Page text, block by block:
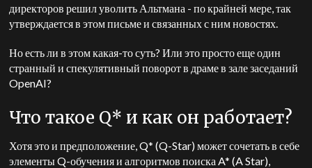
директоров решил уволить Альтмана - по крайней мере, так
утверждается в этом письме и связанных с ним новостях.
Но есть ли в этом какая-то суть? Или это просто еще один
странный и спекулятивный поворот в драме в зале заседаний
OpenAI?
Что такое Q* и как он работает?
Хотя это и предположение, Q* (Q-Star) может сочетать в себе
элементы Q-обучения и алгоритмов поиска A* (A Star),